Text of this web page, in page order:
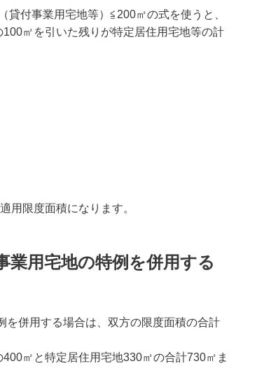
貸付事業用宅地等）≦200㎡の式を使うと、
㎡を引いた残りが特定居住用宅地等の計
用限度面積になります。
業用宅地の特例を併用する
を併用する場合は、双方の限度面積の合計
㎡と特定居住用宅地330㎡の合計730㎡ま